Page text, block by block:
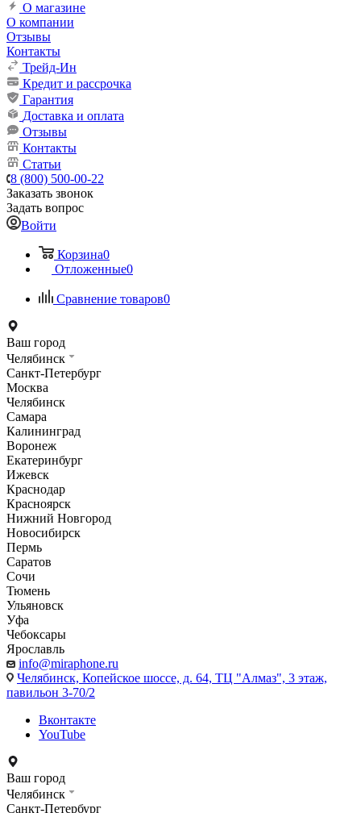
О магазине
О компании
Отзывы
Контакты
Трейд-Ин
Кредит и рассрочка
Гарантия
Доставка и оплата
Отзывы
Контакты
Статьи
8 (800) 500-00-22
Заказать звонок
Задать вопрос
Войти
Корзина0
Отложенные0
Сравнение товаров0
Ваш город
Челябинск
Санкт-Петербург
Москва
Челябинск
Самара
Калининград
Воронеж
Екатеринбург
Ижевск
Краснодар
Красноярск
Нижний Новгород
Новосибирск
Пермь
Саратов
Сочи
Тюмень
Ульяновск
Уфа
Чебоксары
Ярославль
info@miraphone.ru
Челябинск, Копейское шоссе, д. 64, ТЦ "Алмаз", 3 этаж,
павильон 3-70/2
Вконтакте
YouTube
Ваш город
Челябинск
Санкт-Петербург